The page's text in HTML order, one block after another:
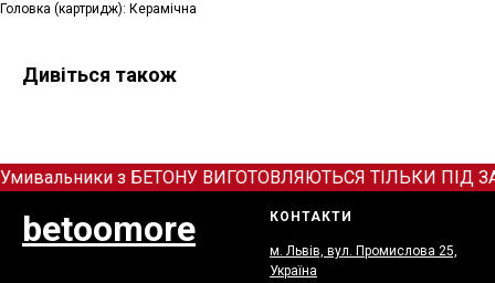
Головка (картридж): Керамічна
Дивіться також
з БЕТОНУ ВИГОТОВЛЯЮТЬСЯ ТІЛЬКИ ПІД
betoomore КОНТАКТИ
м. Львів, вул. Промислова 25,
Україна